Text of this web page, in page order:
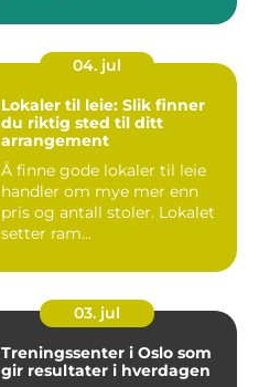
04. jul
Lokaler til leie: Slik finner
du riktig sted til ditt
arrangement
Å finne gode lokaler til leie
handler om mye mer enn
pris og antall stoler. Lokalet
setter ram...
03. jul
Treningssenter i Oslo som
gir resultater i hverdagen